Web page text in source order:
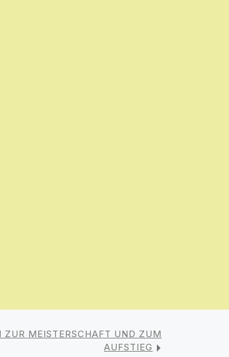
MEISTERSCHAFT UND ZUM
AUFSTIEG